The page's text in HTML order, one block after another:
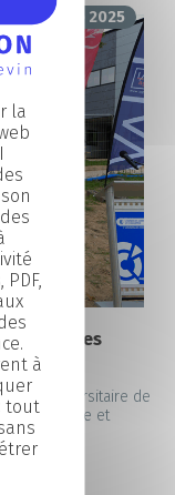
tous les
septembre 2025
parc universitaire de
initiale et
la
à
tout